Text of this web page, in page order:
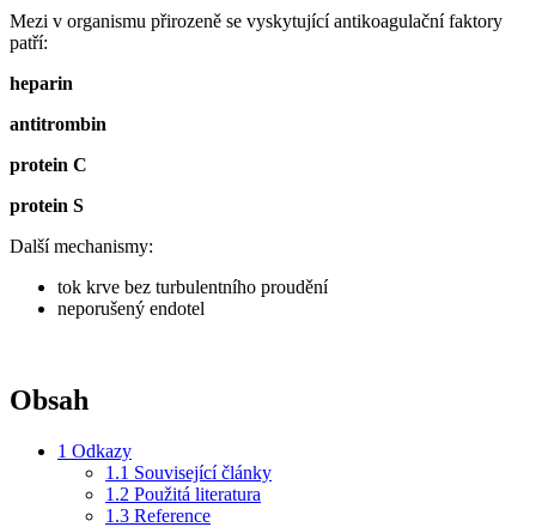
Mezi v organismu přirozeně se vyskytující antikoagulační faktory
patří:
heparin
antitrombin
protein C
protein S
Další mechanismy:
tok krve bez turbulentního proudění
neporušený endotel
Obsah
1 Odkazy
1.1 Související články
1.2 Použitá literatura
1.3 Reference